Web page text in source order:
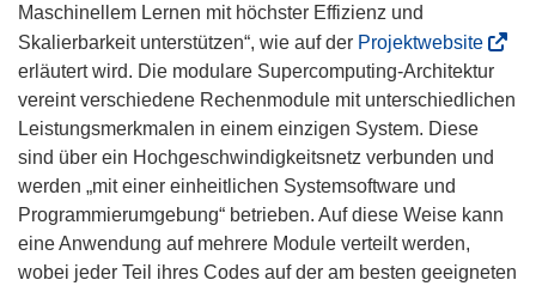
Maschinellem Lernen mit höchster Effizienz und
Skalierbarkeit unterstützen“, wie auf der Projektwebsite(
ö
f
n
t
n
erläutert wird. Die modulare Supercomputing-Architektur
vereint verschiedene Rechenmodule mit unterschiedlichen
Leistungsmerkmalen in einem einzigen System. Diese
sind über ein Hochgeschwindigkeitsnetz verbunden und
werden „mit einer einheitlichen Systemsoftware und
Programmierumgebung“ betrieben. Auf diese Weise kann
eine Anwendung auf mehrere Module verteilt werden,
wobei jeder Teil ihres Codes auf der am besten geeigneten